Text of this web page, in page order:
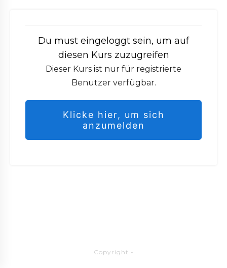
Du must eingeloggt sein, um auf
diesen Kurs zuzugreifen
Dieser Kurs ist nur für registrierte
Benutzer verfügbar.
Klicke hier, um sich
anzumelden
Copyright -